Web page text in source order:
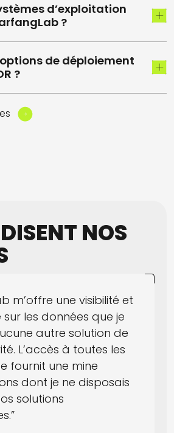
d’exploitation
?
de déploiement
?
NOS
m’offre une visibilité et
les données que je
autre solution de
L’accès à toutes les
fournit une mine
dont je ne disposais
solutions